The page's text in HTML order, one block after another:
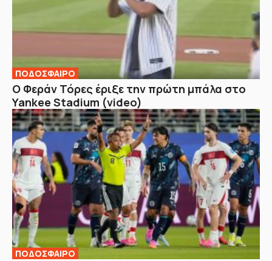
ΠΟΔΟΣΦΑΙΡΟ
Ο Φεράν Τόρες έριξε την πρώτη μπάλα στο
Yankee Stadium (video)
ΠΟΔΟΣΦΑΙΡΟ